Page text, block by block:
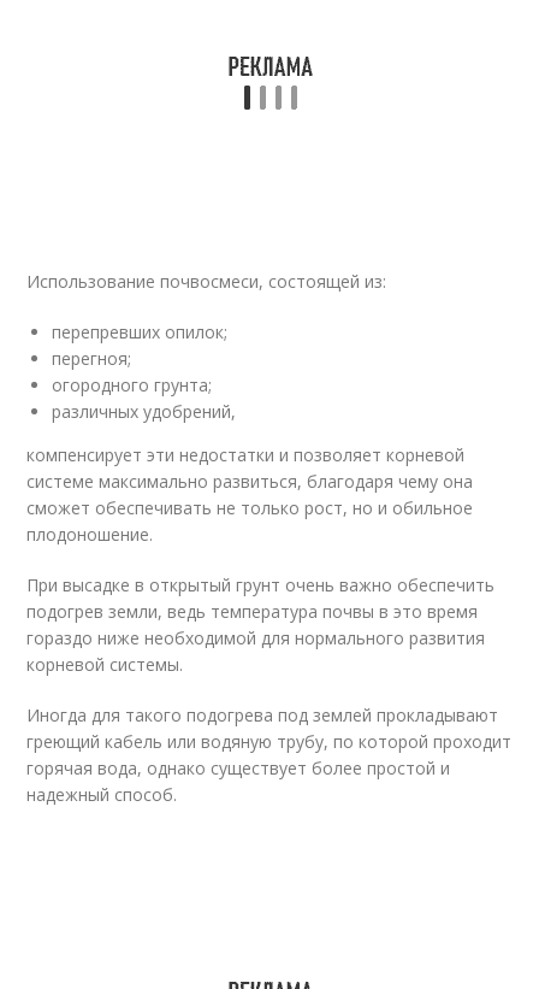
Использование почвосмеси, состоящей из:
перепревших опилок;
перегноя;
огородного грунта;
различных удобрений,
компенсирует эти недостатки и позволяет корневой
системе максимально развиться, благодаря чему она
сможет обеспечивать не только рост, но и обильное
плодоношение.
При высадке в открытый грунт очень важно обеспечить
подогрев земли, ведь температура почвы в это время
гораздо ниже необходимой для нормального развития
корневой системы.
Иногда для такого подогрева под землей прокладывают
греющий кабель или водяную трубу, по которой проходит
горячая вода, однако существует более простой и
надежный способ.